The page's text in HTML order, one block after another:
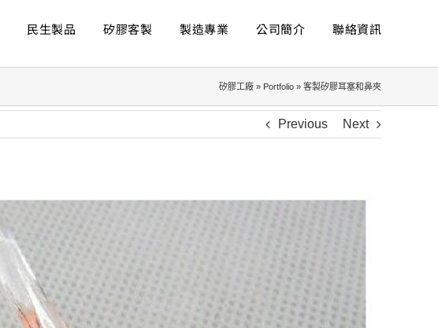
民生製品 矽膠客製 製造專業 公司簡介 聯絡資訊
矽膠工廠 » Portfolio » 客製矽膠耳塞和鼻夾
Previous Next